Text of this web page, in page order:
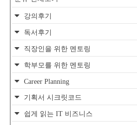
강의후기
독서후기
직장인을 위한 멘토링
학부모를 위한 멘토링
Career Planning
기획서 시크릿코드
쉽게 읽는 IT 비즈니스